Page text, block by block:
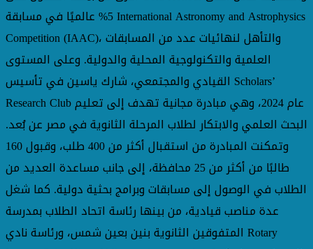
5% عالميًا في مسابقة International Astronomy and Astrophysics
Competition (IAAC)، والتأهل لنهائيات عدد من المسابقات
العلمية والتكنولوجية المحلية والدولية. وعلى المستوى
القيادي والمجتمعي، شارك ياسين في تأسيس Scholars’
Research Club عام 2024، وهي مبادرة مجانية تهدف إلى تعليم
البحث العلمي والابتكار لطلاب المرحلة الثانوية في مصر عن بُعد.
وتمكنت المبادرة من استقبال أكثر من 400 طلب، وقبول 160
طالبًا من أكثر من 25 محافظة، إلى جانب مساعدة العديد من
الطلاب في الوصول إلى مسابقات وبرامج بحثية دولية. كما شغل
عدة مناصب قيادية، من بينها رئاسة اتحاد الطلاب بمدرسة
المتفوقين الثانوية بنين بعين شمس، ورئاسة نادي Rotary